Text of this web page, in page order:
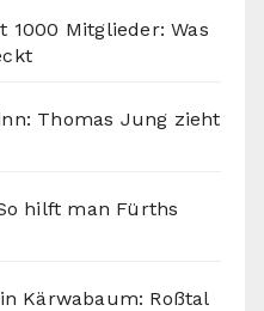
1000 Mitglieder: Was
Thomas Jung zieht
hilft man Fürths
Kärwabaum: Roßtal